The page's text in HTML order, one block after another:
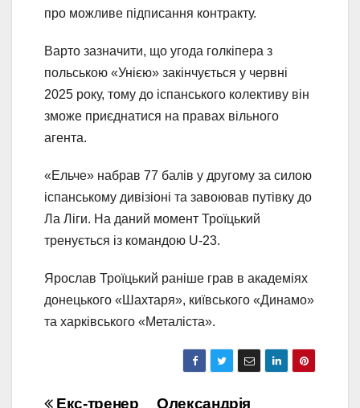
про можливе підписання контракту.
Варто зазначити, що угода голкіпера з
польською «Унією» закінчується у червні
2025 року, тому до іспанського колективу він
зможе приєднатися на правах вільного
агента.
«Ельче» набрав 77 балів у другому за силою
іспанському дивізіоні та завоював путівку до
Ла Ліги. На даний момент Троїцький
тренується із командою U-23.
Ярослав Троїцький раніше грав в академіях
донецького «Шахтаря», київського «Динамо»
та харківського «Металіста».
Олександрія
Екс-тренер